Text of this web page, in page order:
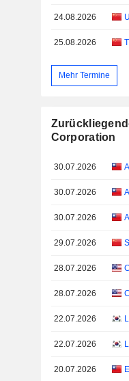
24.08.2026
25.08.2026
Mehr Termine
Corporation
30.07.2026
30.07.2026
30.07.2026
29.07.2026
28.07.2026
28.07.2026
22.07.2026
22.07.2026
20.07.2026